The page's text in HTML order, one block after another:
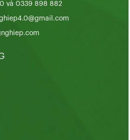
và 0339 898 882